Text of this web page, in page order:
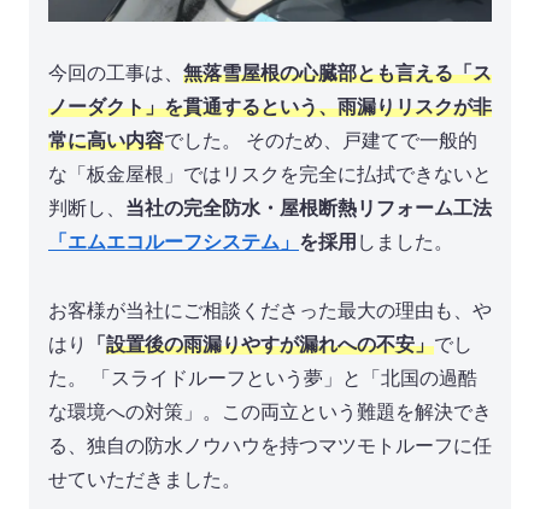
今回の工事は、 無落雪屋根の心臓部とも言える「ス
ノーダクト」を貫通するという、雨漏りリスクが非
常に高い内容でした。 そのため、戸建てで一般的
な「板金屋根」ではリスクを完全に払拭できないと
判断し、 当社の完全防水・屋根断熱リフォーム工法
「エムエコルーフシステム」 を採用 しました。
お客様が当社にご相談くださった最大の理由も、や
はり
「 設置後の雨漏りやすが漏れへの不安」でし
た。 「スライドルーフという夢」と「北国の過酷
な環境への対策」。この両立という難題を解決でき
る、独自の防水ノウハウを持つマツモトルーフに任
せていただきました。